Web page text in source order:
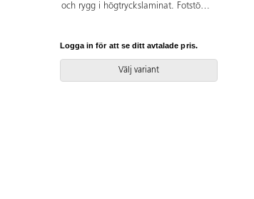
och rygg i högtryckslaminat. Fotstöd i
Logga in för att se ditt avtalade pris.
Välj variant